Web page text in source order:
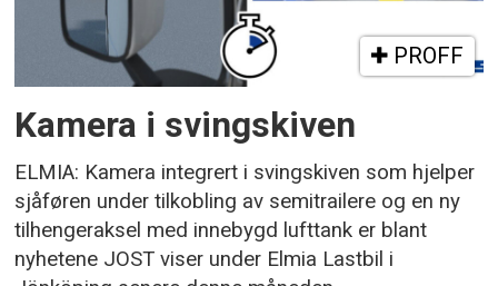
PROFF
Kamera i svingskiven
ELMIA: Kamera integrert i svingskiven som hjelper
sjåføren under tilkobling av semitrailere og en ny
tilhengeraksel med innebygd lufttank er blant
nyhetene JOST viser under Elmia Lastbil i